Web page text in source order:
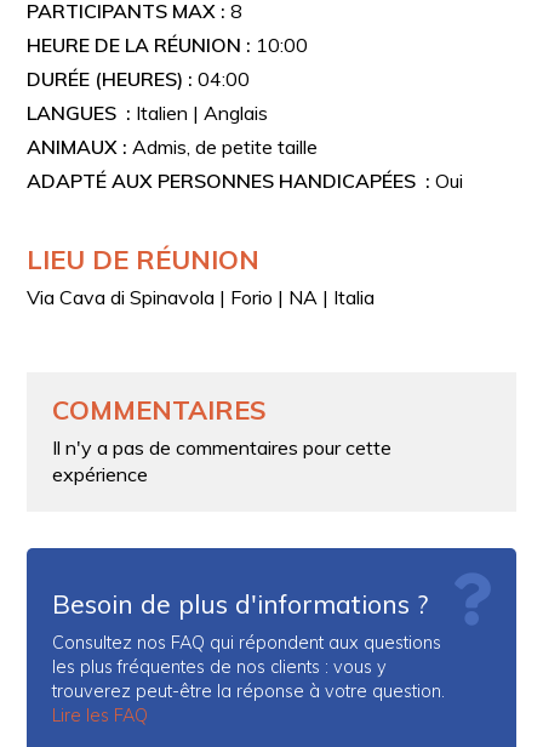
PARTICIPANTS MAX :8
HEURE DE LA RÉUNION : 10:00
DURÉE (HEURES) :04:00
LANGUES : Italien | Anglais
ANIMAUX : Admis, de petite taille
ADAPTÉ AUX PERSONNES HANDICAPÉES :Oui
LIEU DE RÉUNION
Via Cava di Spinavola | Forio | NA | Italia
COMMENTAIRES
Il n'y a pas de commentaires pour cette
expérience
Besoin de plus d'informations ?
Consultez nos FAQ qui répondent aux questions
les plus fréquentes de nos clients : vous y
trouverez peut-être la réponse à votre question.
Lire les FAQ